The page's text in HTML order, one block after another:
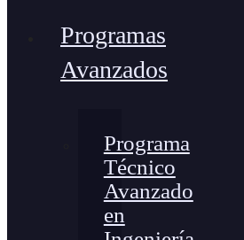
Programas
Avanzados
Programa
Técnico
Avanzado
en